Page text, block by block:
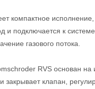
компактное
и подключается к
газового потока.
RVS основан
клапан,